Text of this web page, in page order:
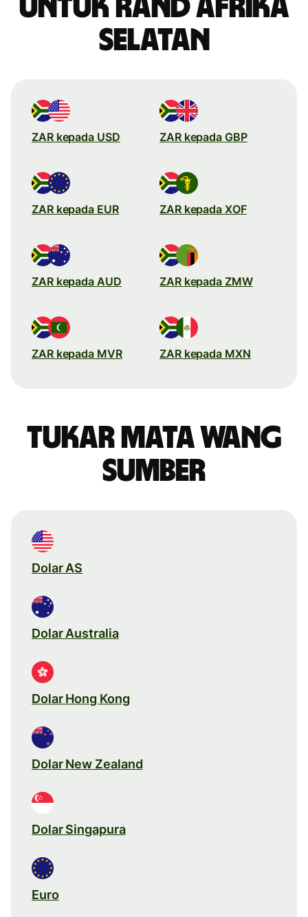
untuk rand Afrika
Selatan
ZAR kepada USD ZAR kepada GBP
ZAR kepada EUR ZAR kepada XOF
ZAR kepada AUD ZAR kepada ZMW
ZAR kepada MVR ZAR kepada MXN
Tukar mata wang
sumber
Dolar AS
Dolar Australia
Dolar Hong Kong
Dolar New Zealand
Dolar Singapura
Euro